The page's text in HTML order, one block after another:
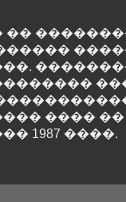
��
���� ��
1987 ����.